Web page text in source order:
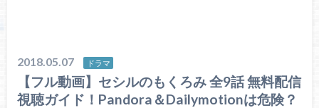
2018.05.07 ドラマ
【フル動画】セシルのもくろみ 全9話 無料配信
視聴ガイド！Pandora＆Dailymotionは危険？